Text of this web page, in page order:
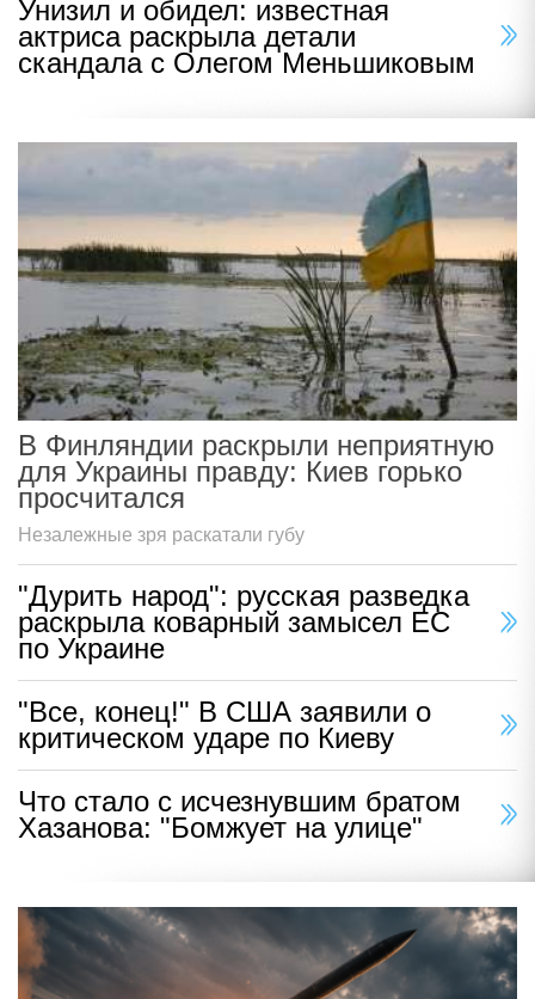
Унизил и обидел: известная
актриса раскрыла детали
скандала с Олегом Меньшиковым
В Финляндии раскрыли неприятную
для Украины правду: Киев горько
просчитался
Незалежные зря раскатали губу
"Дурить народ": русская разведка
раскрыла коварный замысел ЕС
по Украине
"Все, конец!" В США заявили о
критическом ударе по Киеву
Что стало с исчезнувшим братом
Хазанова: "Бомжует на улице"